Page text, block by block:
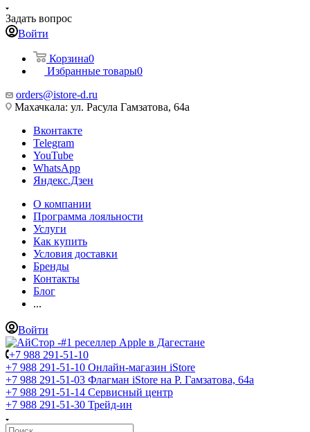
Задать вопрос
Войти
Корзина0
Избранные товары0
orders@istore-d.ru
Махачкала: ул. Расула Гамзатова, 64а
Вконтакте
Telegram
YouTube
WhatsApp
Яндекс.Дзен
О компании
Программа лояльности
Услуги
Как купить
Условия доставки
Бренды
Контакты
Блог
...
Войти
+7 988 291-51-10
+7 988 291-51-10 Онлайн-магазин iStore
+7 988 291-51-03 Флагман iStore на Р. Гамзатова, 64а
+7 988 291-51-14 Сервисный центр
+7 988 291-51-30 Трейд-ин